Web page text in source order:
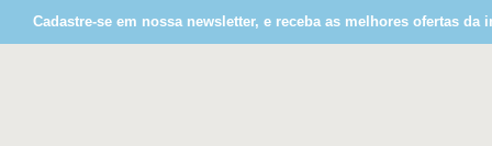
Cadastre-se em nossa newsletter, e receba as melhores ofertas da